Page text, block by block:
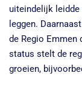
uiteindelijk
leggen.
de Regio Emmen
status stelt de
groeien,